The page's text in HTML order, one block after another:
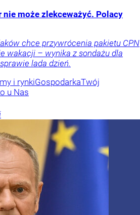
nie może zlekceważyć. Polacy
chce przywrócenia pakietu CPN
wakacji – wynika z sondażu dla
lada dzień.
i rynkiGospodarkaTwój
u Nas